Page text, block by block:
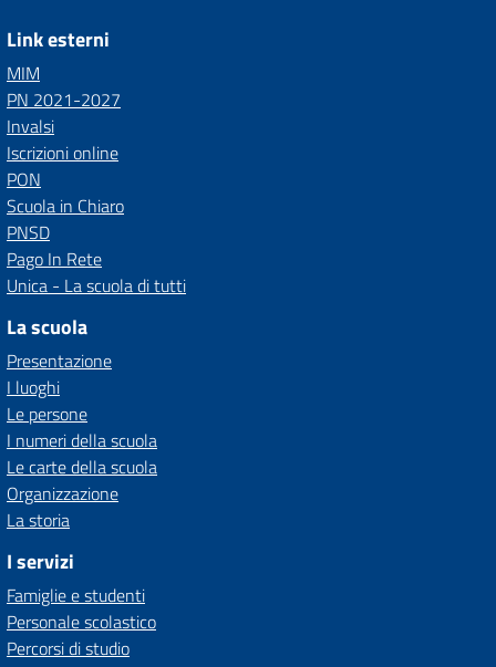
Link esterni
MIM
PN 2021-2027
Invalsi
Iscrizioni online
PON
Scuola in Chiaro
PNSD
Pago In Rete
Unica - La scuola di tutti
La scuola
Presentazione
I luoghi
Le persone
I numeri della scuola
Le carte della scuola
Organizzazione
La storia
I servizi
Famiglie e studenti
Personale scolastico
Percorsi di studio